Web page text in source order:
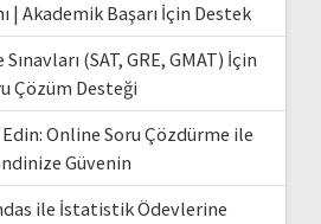
| Akademik Başarı İçin Destek
(SAT, GRE, GMAT) İçin
Çözüm Desteği
Edin: Online Soru Çözdürme ile
Güvenin
ile İstatistik Ödevlerine